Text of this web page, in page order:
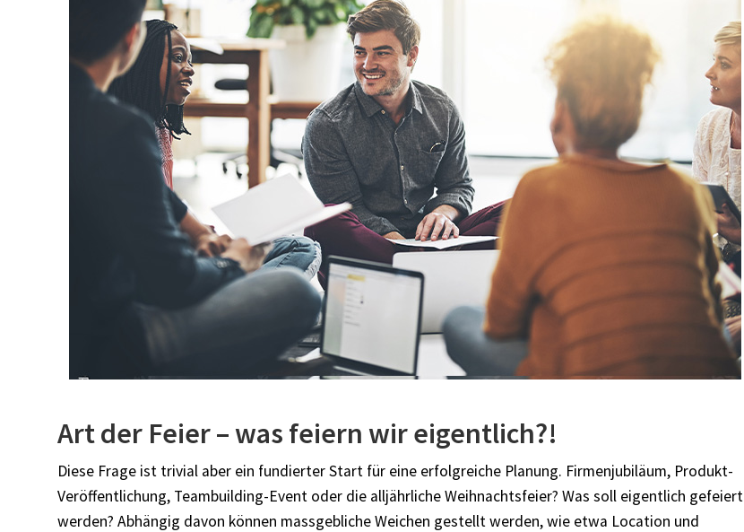
Art der Feier – was feiern wir eigentlich?!
Diese Frage ist trivial aber ein fundierter Start für eine erfolgreiche Planung. Firmenjubiläum, Produkt-
Veröffentlichung, Teambuilding-Event oder die alljährliche Weihnachtsfeier? Was soll eigentlich gefeiert
werden? Abhängig davon können massgebliche Weichen gestellt werden, wie etwa Location und